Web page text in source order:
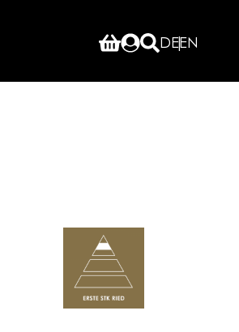
DEEN